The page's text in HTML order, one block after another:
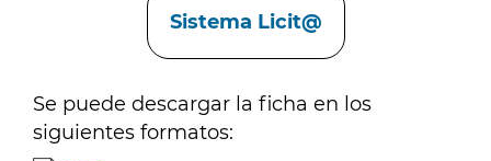
Sistema Licit@
Se puede descargar la ficha en los
siguientes formatos: